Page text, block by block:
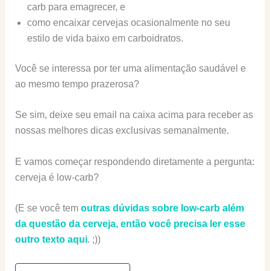
carb para emagrecer, e
como encaixar cervejas ocasionalmente no seu
estilo de vida baixo em carboidratos.
Você se interessa por ter uma alimentação saudável e
ao mesmo tempo prazerosa?
Se sim, deixe seu email na caixa acima para receber as
nossas melhores dicas exclusivas semanalmente.
E vamos começar respondendo diretamente a pergunta:
cerveja é low-carb?
(E se você tem outras dúvidas sobre low-carb além
da questão da cerveja, então você precisa ler esse
outro texto aqui. ;))